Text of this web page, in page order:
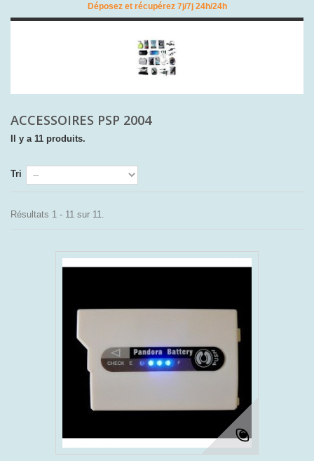
Déposez et récupérez 7j/7j 24h/24h
ACCESSOIRES PSP 2004
Il y a 11 produits.
Tri
Résultats 1 - 11 sur 11.